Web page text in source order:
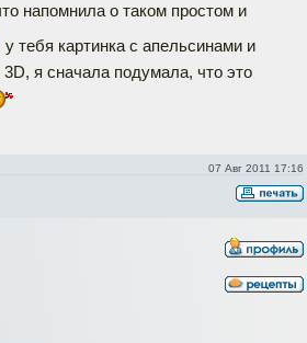
напомнила о таком простом и
у тебя картинка с апельсинами и
я сначала подумала, что это
07 Авг 2011 17:16